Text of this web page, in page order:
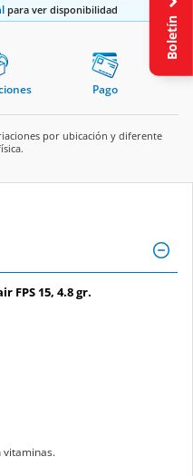
para ver disponibilidad
Pago
por ubicación y diferente
FPS 15, 4.8 gr.
vitaminas.
Boletín